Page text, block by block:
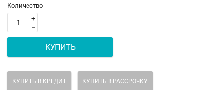
Количество
+
–
КУПИТЬ
КУПИТЬ В КРЕДИТ КУПИТЬ В РАССРОЧКУ